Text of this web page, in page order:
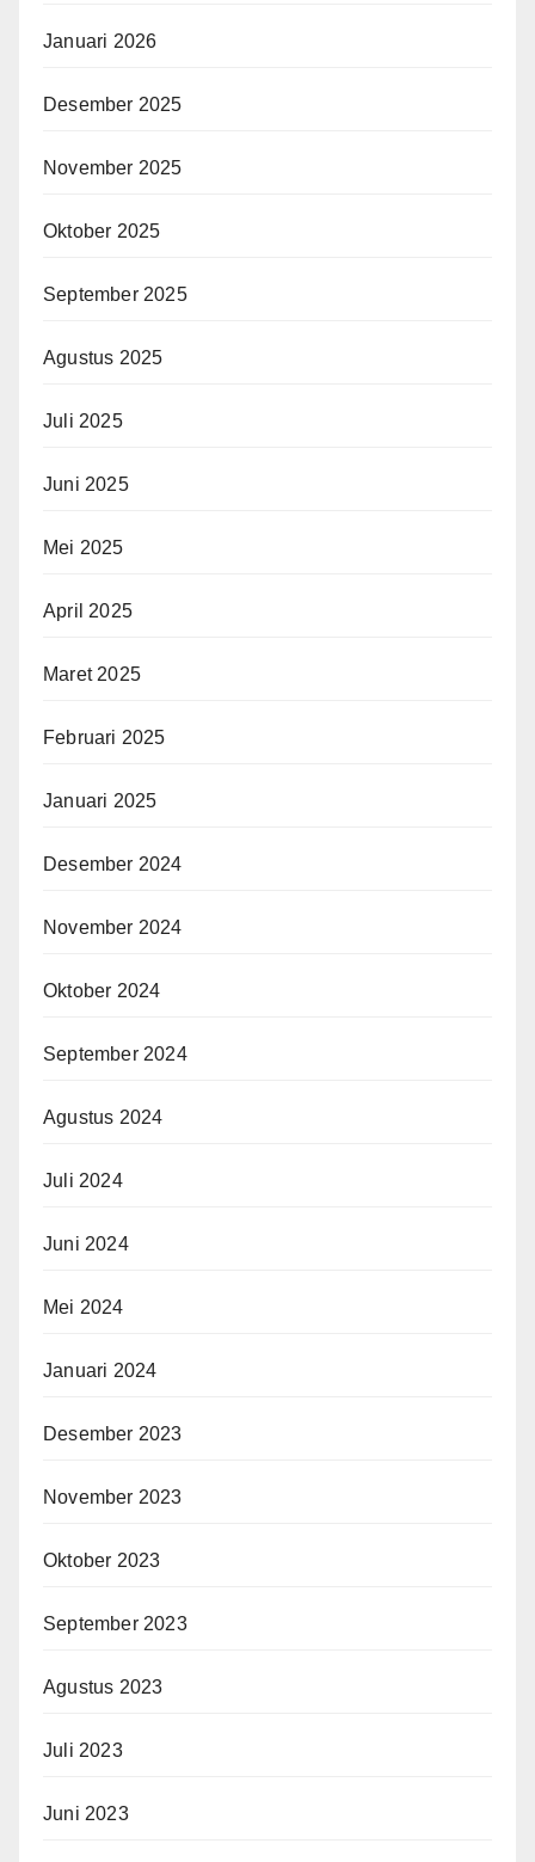
Januari 2026
Desember 2025
November 2025
Oktober 2025
September 2025
Agustus 2025
Juli 2025
Juni 2025
Mei 2025
April 2025
Maret 2025
Februari 2025
Januari 2025
Desember 2024
November 2024
Oktober 2024
September 2024
Agustus 2024
Juli 2024
Juni 2024
Mei 2024
Januari 2024
Desember 2023
November 2023
Oktober 2023
September 2023
Agustus 2023
Juli 2023
Juni 2023